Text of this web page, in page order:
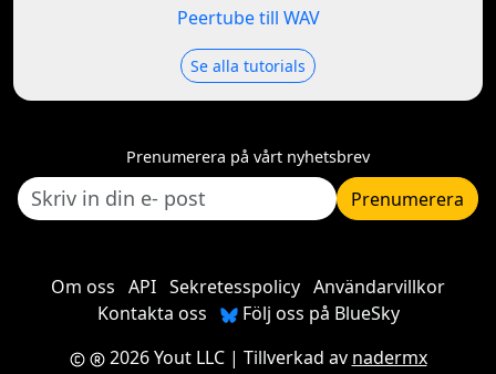
Peertube till WAV
Se alla tutorials
Prenumerera på vårt nyhetsbrev
Prenumerera
Om oss API Sekretesspolicy Användarvillkor
Kontakta oss
Följ oss på BlueSky
2026 Yout LLC| Tillverkad av nadermx